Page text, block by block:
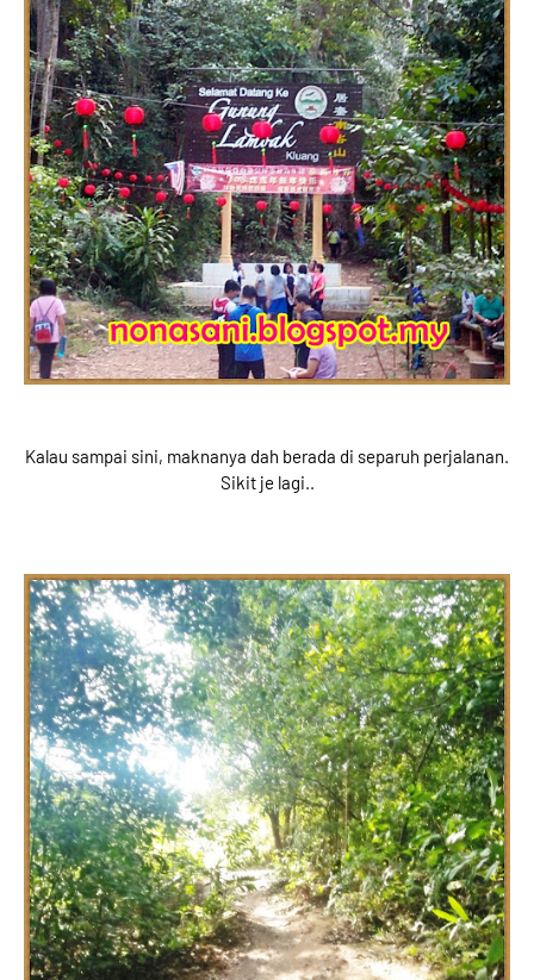
Kalau sampai sini, maknanya dah berada di separuh perjalanan.
Sikit je lagi..